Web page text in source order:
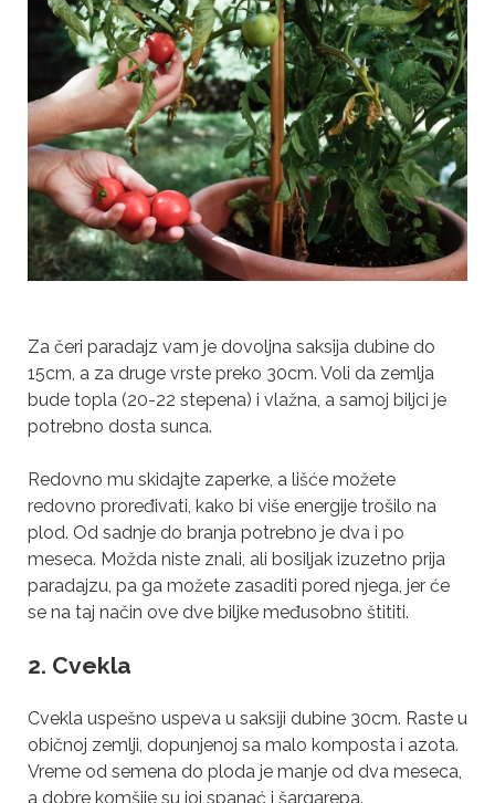
Za čeri paradajz vam je dovoljna saksija dubine do
15cm, a za druge vrste preko 30cm. Voli da zemlja
bude topla (20-22 stepena) i vlažna, a samoj biljci je
potrebno dosta sunca.
Redovno mu skidajte zaperke, a lišće možete
redovno proređivati, kako bi više energije trošilo na
plod. Od sadnje do branja potrebno je dva i po
meseca. Možda niste znali, ali bosiljak izuzetno prija
paradajzu, pa ga možete zasaditi pored njega, jer će
se na taj način ove dve biljke međusobno štititi.
2. Cvekla
Cvekla uspešno uspeva u saksiji dubine 30cm. Raste u
običnoj zemlji, dopunjenoj sa malo komposta i azota.
Vreme od semena do ploda je manje od dva meseca,
a dobre komšije su joj spanać i šargarepa.